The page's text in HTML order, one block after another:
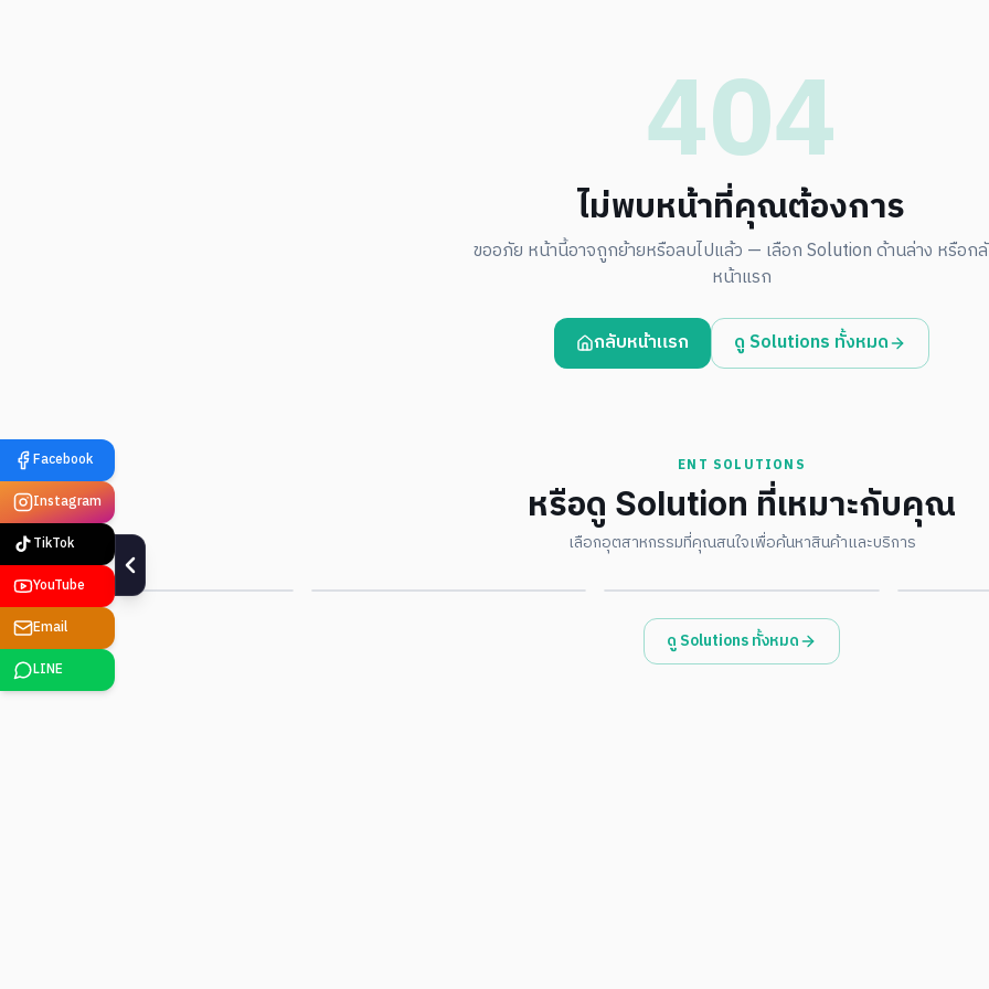
404
ไม่พบหน้าที่คุณต้องการ
ขออภัย หน้านี้อาจถูกย้ายหรือลบไปแล้ว — เลือก Solution ด้านล่าง หรือก
หน้าแรก
กลับหน้าแรก ดู Solutions ทั้งหมด
ENT SOLUTIONS
หรือดู Solution ที่เหมาะกับคุณ
เลือกอุตสาหกรรมที่คุณสนใจเพื่อค้นหาสินค้าและบริการ
Smart Factory
ดูรายละเอียด
Environmental · ESG
ดู Solutions ทั้งหมด
Facebook
Instagram
TikTok
YouTube
Email
LINE